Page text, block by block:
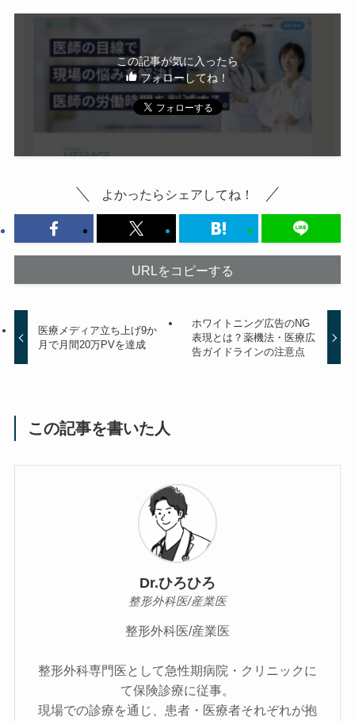
この記事が気に入ったら
フォローしてね！
よかったらシェアしてね！
URLをコピーする
医療メディア立ち上げ9か
月で月間20万PVを達成
ホワイトニング広告のNG
表現とは？薬機法・医療広
告ガイドラインの注意点
この記事を書いた人
Dr.ひろひろ
整形外科医/産業医
整形外科医/産業医
整形外科専門医として急性期病院・クリニックに
て保険診療に従事。
現場での診療を通じ、患者・医療者それぞれが抱